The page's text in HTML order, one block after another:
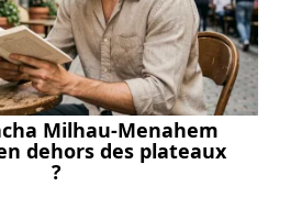
Milhau-Menahem
dehors des plateaux
?